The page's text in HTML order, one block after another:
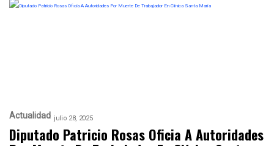
Actualidad julio 28, 2025
Diputado Patricio Rosas Oficia A Autoridades